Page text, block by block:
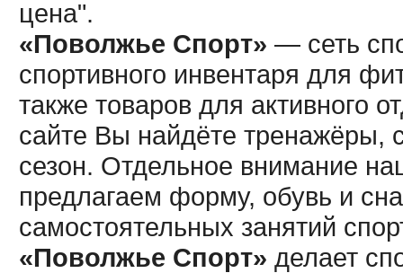
цена".
«Поволжье Спорт» — сеть
спортивного инвентаря для
также товаров для активного
сайте Вы найдёте тренажёры,
сезон. Отдельное внимание
предлагаем форму, обувь и
самостоятельных занятий
«Поволжье Спорт» делает